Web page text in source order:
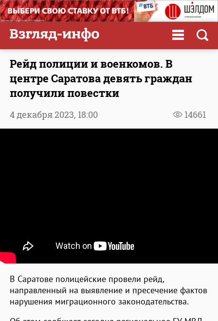
Рейд полиции и военкомов. В
центре Саратова девять граждан
получили повестки
14661
4 декабря 2023, 18:00
В Саратове полицейские провели рейд,
направленный на выявление и пресечение фактов
нарушения миграционного законодательства.